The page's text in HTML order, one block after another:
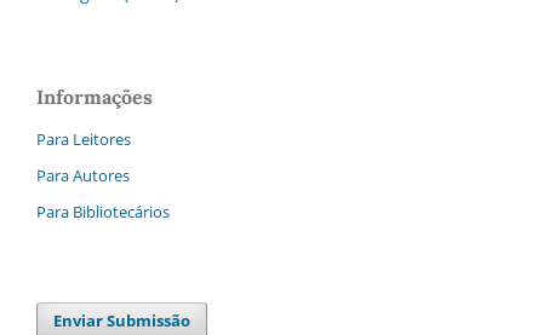
Informações
Para Leitores
Para Autores
Para Bibliotecários
Enviar Submissão